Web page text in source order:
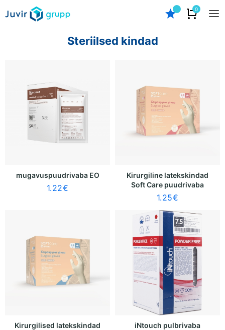
0
Steriilsed kindad
mugavuspuudrivaba EO
1.22€
Kirurgiline latekskindad
Soft Care puudrivaba
1.25€
Kirurgilised latekskindad
iNtouch pulbrivaba